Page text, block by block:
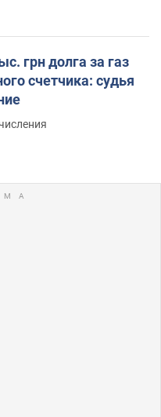
грн долга за газ
счетчика: судья